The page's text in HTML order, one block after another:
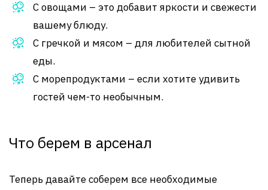
С овощами – это добавит яркости и свежести
вашему блюду.
С гречкой и мясом – для любителей сытной
еды.
С морепродуктами – если хотите удивить
гостей чем-то необычным.
Что берем в арсенал
Теперь давайте соберем все необходимые